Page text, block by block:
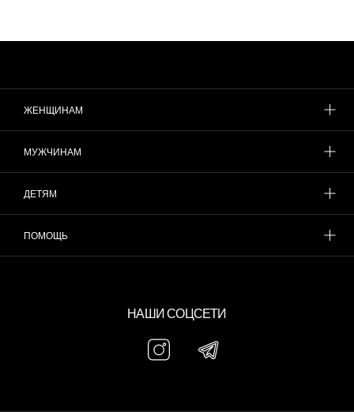
ЖЕНЩИНАМ
МУЖЧИНАМ
ДЕТЯМ
ПОМОЩЬ
НАШИ СОЦСЕТИ